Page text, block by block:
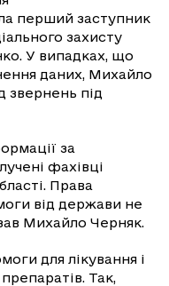
перший заступник
захисту
У випадках, що
даних, Михайло
звернень під
за
фахівці
Права
від держави не
Михайло Черняк.
для лікування і
Так,